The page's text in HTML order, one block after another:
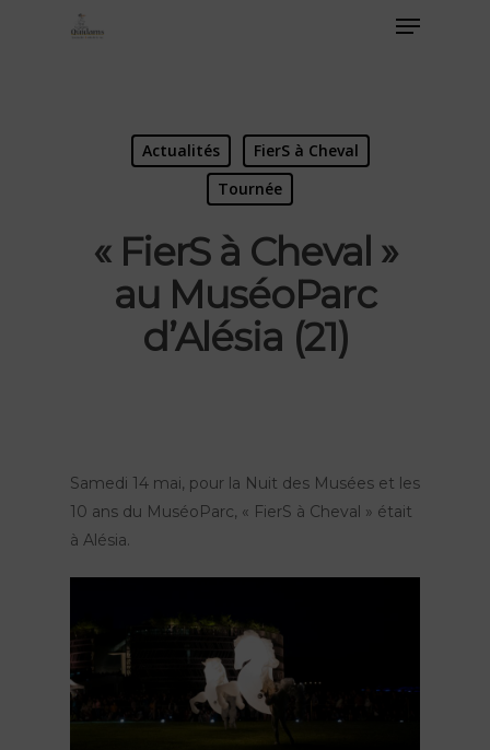
Actualités
FierS à Cheval
Tournée
« FierS à Cheval »
au MuséoParc
d’Alésia (21)
Samedi 14 mai, pour la Nuit des Musées et les
10 ans du MuséoParc, « FierS à Cheval » était
à Alésia.